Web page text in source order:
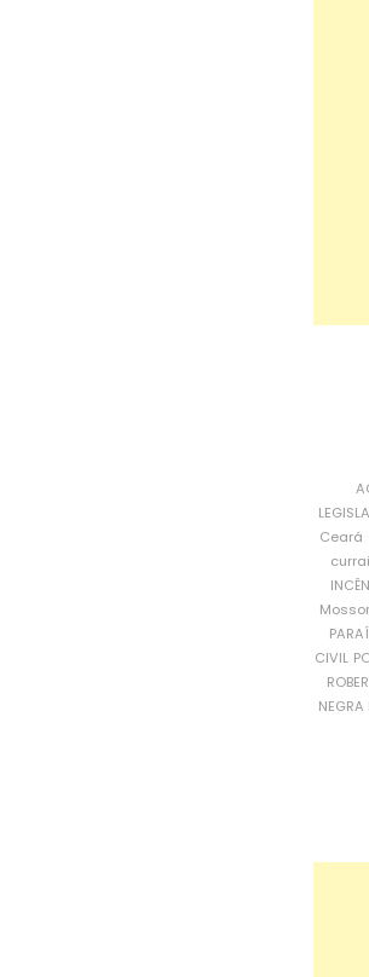
Ceará
CIVIL
NEGRA